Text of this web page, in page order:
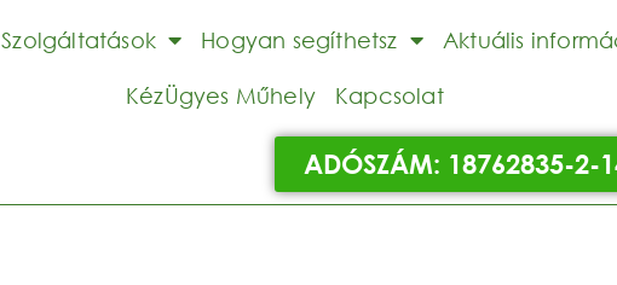
Szolgáltatások Hogyan segíthetsz Aktuális
KézÜgyes Műhely Kapcsolat
ADÓSZÁM: 18762835-2-